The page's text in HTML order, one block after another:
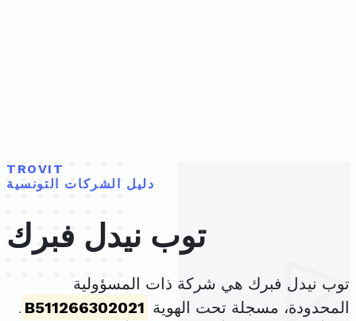
TROVIT
دليل الشركات التونسية
توب نيدل فبرك
توب نيدل فبرك هي شركة ذات المسؤولية
المحدودة، مسجلة تحت الهوية B511266302021
.